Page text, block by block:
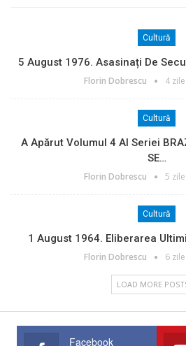
Cultură
5 August 1976. Asasinați De
Florin Dobrescu 4
Cultură
A Apărut Volumul 4 Al Seriei
SE…
Florin Dobrescu 5
Cultură
1 August 1964. Eliberarea
Florin Dobrescu 6
LOAD MORE
Facebook